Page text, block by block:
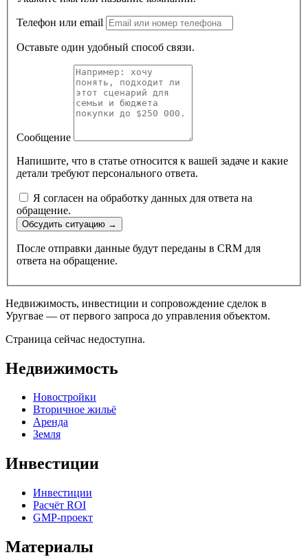
Телефон или email
Оставьте один удобный способ связи.
Сообщение
Напишите, что в статье относится к вашей задаче и какие
детали требуют персонального ответа.
Я согласен на обработку данных для ответа на
обращение.
Обсудить ситуацию →
После отправки данные будут переданы в CRM для
ответа на обращение.
Недвижимость, инвестиции и сопровождение сделок в
Уругвае — от первого запроса до управления объектом.
Страница сейчас недоступна.
Недвижимость
Новостройки
Вторичное жильё
Аренда
Земля
Инвестиции
Инвестиции
Расчёт ROI
GMP-проект
Материалы